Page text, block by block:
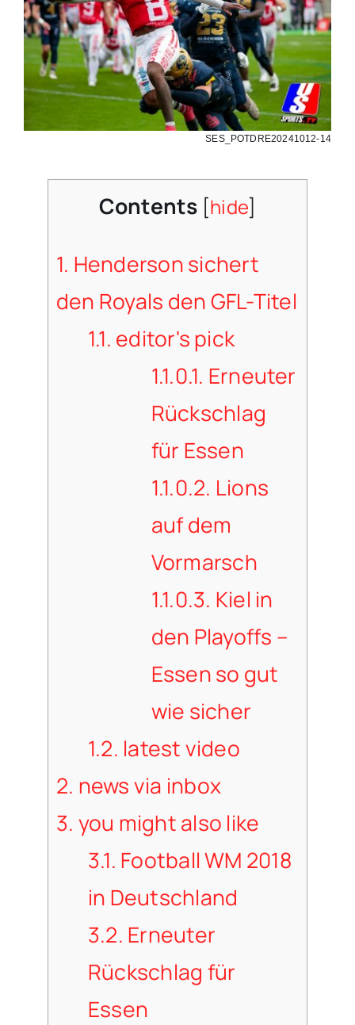
SES_POTDRE20241012-14
Contents [hide]
1. Henderson sichert
den Royals den GFL-Titel
1.1. editor's pick
1.1.0.1. Erneuter
Rückschlag
für Essen
1.1.0.2. Lions
auf dem
Vormarsch
1.1.0.3. Kiel in
den Playoffs –
Essen so gut
wie sicher
1.2. latest video
2. news via inbox
3. you might also like
3.1. Football WM 2018
in Deutschland
3.2. Erneuter
Rückschlag für
Essen